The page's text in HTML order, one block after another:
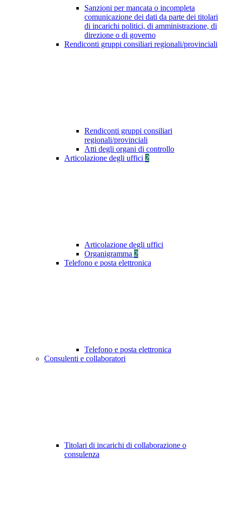
Sanzioni per mancata o incompleta
comunicazione dei dati da parte dei titolari
di incarichi politici, di amministrazione, di
direzione o di governo
Rendiconti gruppi consiliari regionali/provinciali
Rendiconti gruppi consiliari
regionali/provinciali
Atti degli organi di controllo
Articolazione degli uffici 2
Articolazione degli uffici
Organigramma 2
Telefono e posta elettronica
Telefono e posta elettronica
Consulenti e collaboratori
Titolari di incarichi di collaborazione o
consulenza